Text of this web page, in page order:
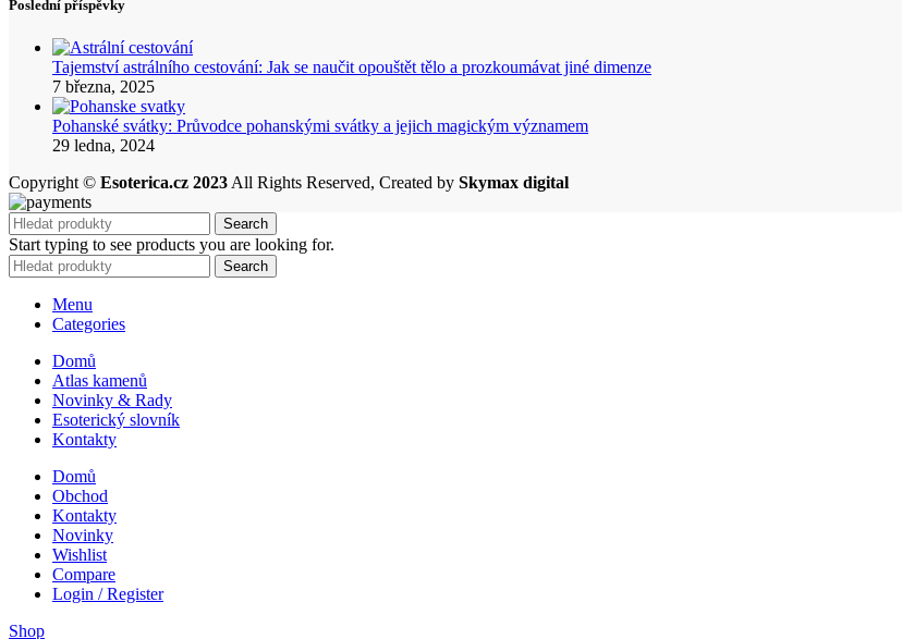
Poslední příspěvky
Tajemství astrálního cestování: Jak se naučit opouštět tělo a prozkoumávat jiné dimenze
7 března, 2025
Pohanské svátky: Průvodce pohanskými svátky a jejich magickým významem
29 ledna, 2024
Copyright © Esoterica.cz 2023 All Rights Reserved, Created by Skymax digital
Search
Start typing to see products you are looking for.
Search
Menu
Categories
Domů
Atlas kamenů
Novinky & Rady
Esoterický slovník
Kontakty
Domů
Obchod
Kontakty
Novinky
Wishlist
Compare
Login / Register
Shop